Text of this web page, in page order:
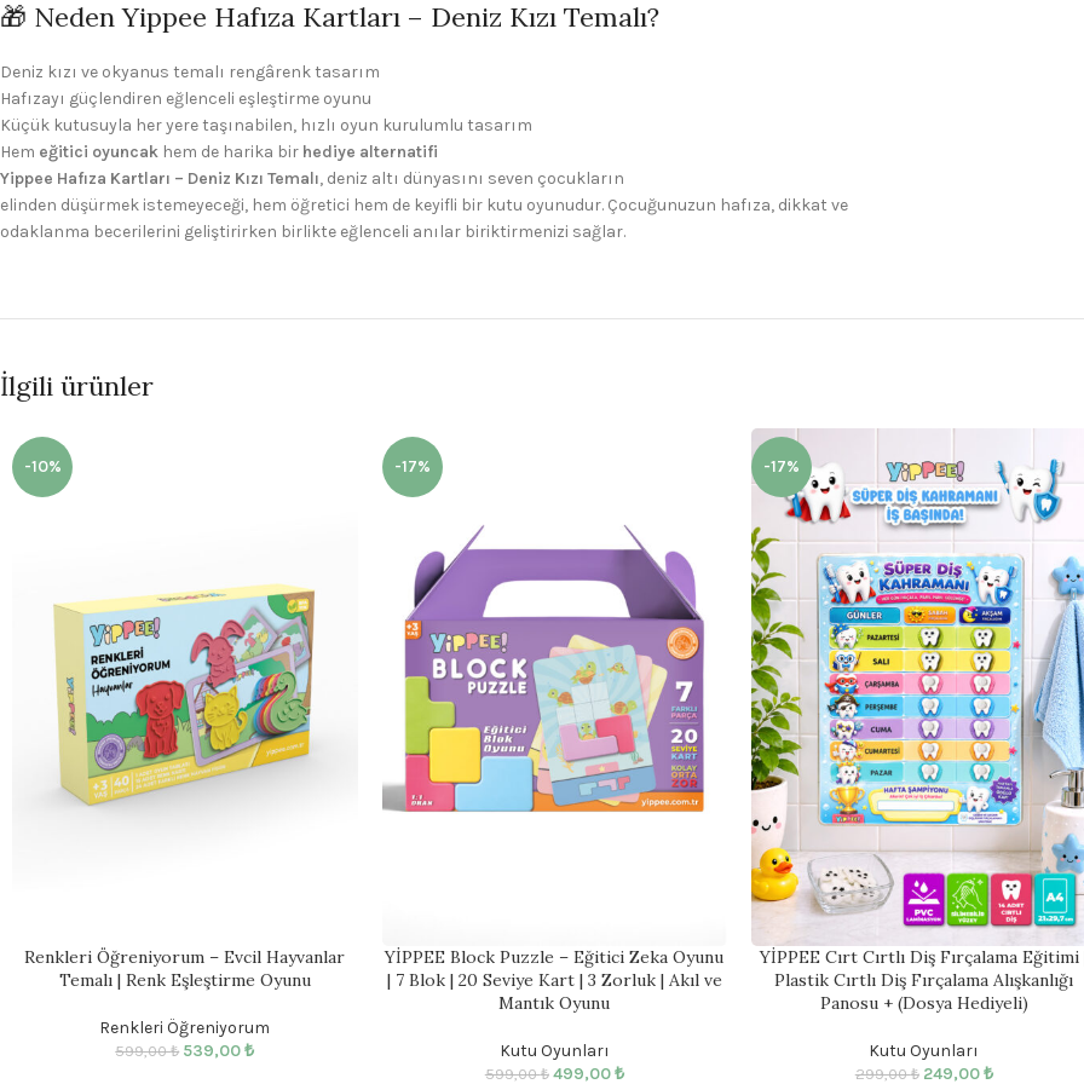
🎁 Neden Yippee Hafıza Kartları – Deniz Kızı Temalı?
Deniz kızı ve okyanus temalı rengârenk tasarım
Hafızayı güçlendiren eğlenceli eşleştirme oyunu
Küçük kutusuyla her yere taşınabilen, hızlı oyun kurulumlu tasarım
Hem eğitici oyuncak hem de harika bir hediye alternatifi
Yippee Hafıza Kartları – Deniz Kızı Temalı, deniz altı dünyasını seven çocukların
elinden düşürmek istemeyeceği, hem öğretici hem de keyifli bir kutu oyunudur. Çocuğunuzun hafıza, dikkat ve
odaklanma becerilerini geliştirirken birlikte eğlenceli anılar biriktirmenizi sağlar.
İlgili ürünler
-10%
Renkleri Öğreniyorum – Evcil Hayvanlar
Temalı | Renk Eşleştirme Oyunu
Renkleri Öğreniyorum
599,00₺ 539,00₺
-17%
YİPPEE Block Puzzle – Eğitici Zeka Oyunu
| 7 Blok | 20 Seviye Kart | 3 Zorluk | Akıl ve
Mantık Oyunu
Kutu Oyunları
599,00₺ 499,00₺
-17%
YİPPEE Cırt Cırtlı Diş Fırçalama Eğitimi
Plastik Cırtlı Diş Fırçalama Alışkanlığı
Panosu + (Dosya Hediyeli)
Kutu Oyunları
299,00₺ 249,00₺